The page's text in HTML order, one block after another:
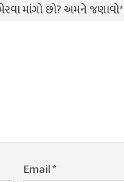
માંગો છો? અમને જણાવો*
Email*